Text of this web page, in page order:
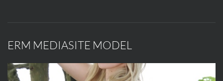
ERM MEDIASITE MODEL